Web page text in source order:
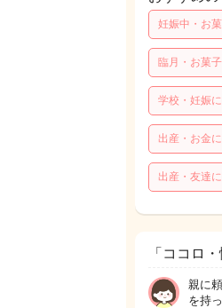
妊娠中・お
臨月・お菓
学校・妊娠
出産・お金
出産・友達
「ココロ
親に
を持